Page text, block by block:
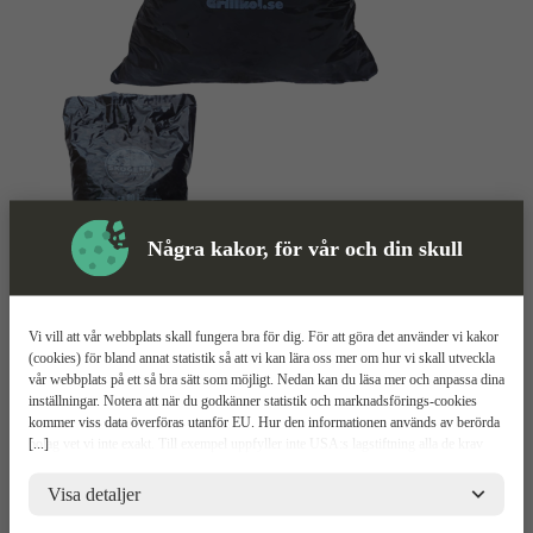
Några kakor, för vår och din skull
[...]
Vi vill att vår webbplats skall fungera bra för dig. För att göra det använder vi kakor
(cookies) för bland annat statistik så att vi kan lära oss mer om hur vi skall utveckla
vår webbplats på ett så bra sätt som möjligt. Nedan kan du läsa mer och anpassa dina
inställningar. Notera att när du godkänner statistik och marknadsförings-cookies
kommer viss data överföras utanför EU. Hur den informationen används av berörda
bolag vet vi inte exakt. Till exempel uppfyller inte USA:s lagstiftning alla de krav
risker för dina personuppgifter. De berörda bolagen måste lämna över uppgifter till
brottsbekämpande myndigheter i USA om de får en sådan begäran. Det kan dock
Visa detaljer
Tjältiningskol Mer information
80L
100% träkol
Effektivt och enkelt att hantera